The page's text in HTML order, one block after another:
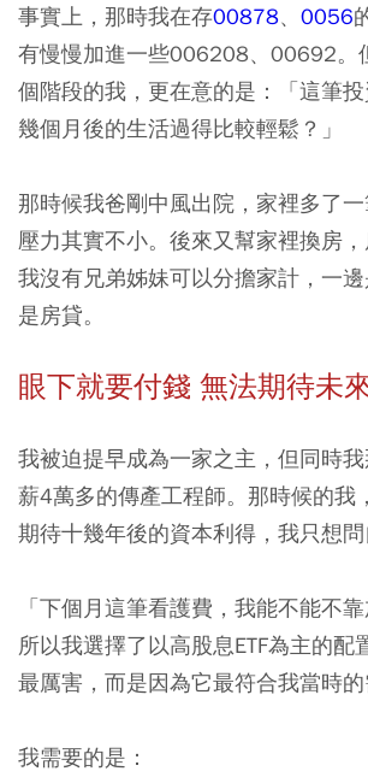
事實上，那時我在存00878、 0056
有慢慢加進一些006208、00692。
個階段的我，更在意的是：「這筆
幾個月後的生活過得比較輕鬆？」
那時候我爸剛中風出院，家裡多了一
壓力其實不小。後來又幫家裡換房，
我沒有兄弟姊妹可以分擔家計，一
是房貸。
眼下就要付錢 無法期待未
我被迫提早成為一家之主，但同時
薪4萬多的傳產工程師。那時候的我
期待十幾年後的資本利得，我只想問
「下個月這筆看護費，我能不能不靠
所以我選擇了以高股息ETF為主的配
最厲害，而是因為它最符合我當時的
我需要的是：